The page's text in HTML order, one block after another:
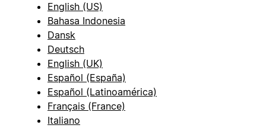
English (US)
Bahasa Indonesia
Dansk
Deutsch
English (UK)
Español (España)
Español (Latinoamérica)
Français (France)
Italiano